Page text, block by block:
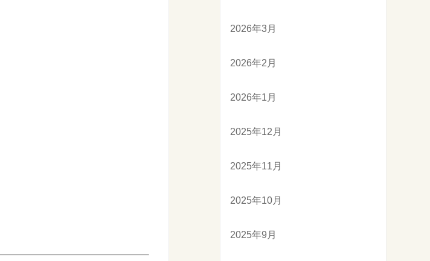
2026年3月
2026年2月
2026年1月
2025年12月
2025年11月
2025年10月
2025年9月